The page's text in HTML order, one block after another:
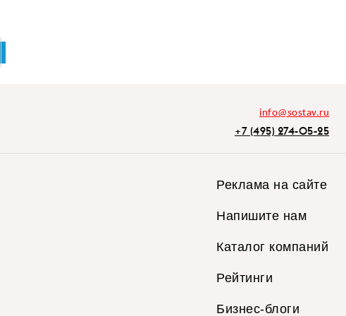
info@sostav.ru
+7 (495) 274-05-25
Реклама на сайте
Напишите нам
Каталог компаний
Рейтинги
Бизнес-блоги